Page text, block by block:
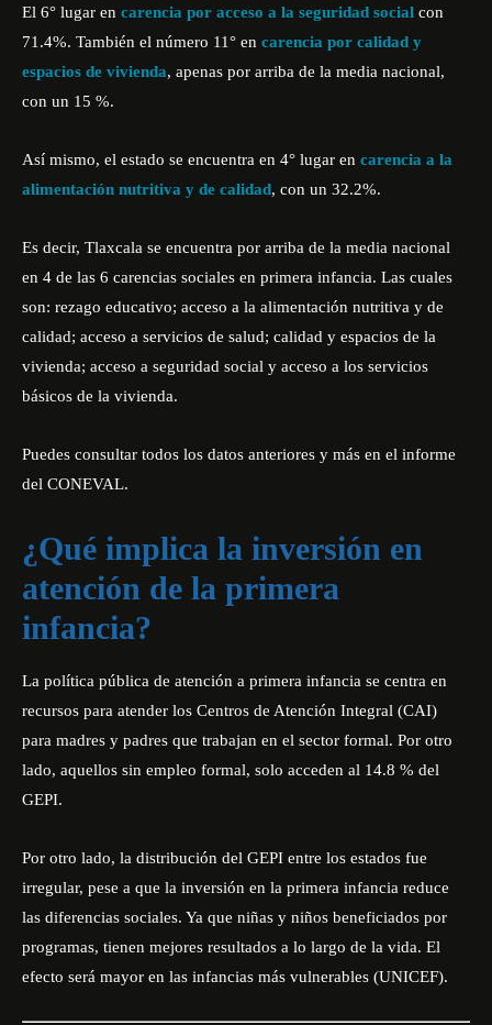
El 6° lugar en carencia por acceso a la seguridad social con
71.4%. También el número 11° en carencia por calidad y
espacios de vivienda, apenas por arriba de la media nacional,
con un 15 %.
Así mismo, el estado se encuentra en 4° lugar en carencia a la
alimentación nutritiva y de calidad, con un 32.2%.
Es decir, Tlaxcala se encuentra por arriba de la media nacional
en 4 de las 6 carencias sociales en primera infancia. Las cuales
son: rezago educativo; acceso a la alimentación nutritiva y de
calidad; acceso a servicios de salud; calidad y espacios de la
vivienda; acceso a seguridad social y acceso a los servicios
básicos de la vivienda.
Puedes consultar todos los datos anteriores y más en el informe
del CONEVAL.
¿Qué implica la inversión en
atención de la primera
infancia?
La política pública de atención a primera infancia se centra en
recursos para atender los Centros de Atención Integral (CAI)
para madres y padres que trabajan en el sector formal. Por otro
lado, aquellos sin empleo formal, solo acceden al 14.8 % del
GEPI.
Por otro lado, la distribución del GEPI entre los estados fue
irregular, pese a que la inversión en la primera infancia reduce
las diferencias sociales. Ya que niñas y niños beneficiados por
programas, tienen mejores resultados a lo largo de la vida. El
efecto será mayor en las infancias más vulnerables (UNICEF).